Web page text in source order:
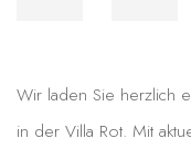
Wir laden Sie herzlich
in der Villa Rot. Mit